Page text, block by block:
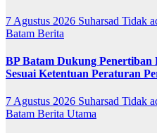
7 Agustus 2026 Suharsad Tidak
Batam Berita
BP Batam Dukung Penertiban
Sesuai Ketentuan Peraturan
7 Agustus 2026 Suharsad Tidak
Batam Berita Utama